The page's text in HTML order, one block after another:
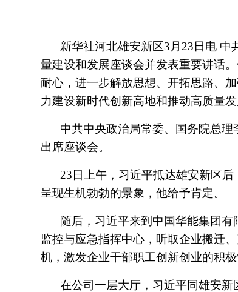
新华社河北雄安新区3月23日电
量建设和发展座谈会并发表重要讲话
耐心，进一步解放思想、开拓思路、
力建设新时代创新高地和推动高质量发
中共中央政治局常委、国务院总
出席座谈会。
23日上午，习近平抵达雄安新区
呈现生机勃勃的景象，他给予肯定。
随后，习近平来到中国华能集团
监控与应急指挥中心，听取企业搬迁
机，激发企业干部职工创新创业的积
在公司一层大厅，习近平同雄安